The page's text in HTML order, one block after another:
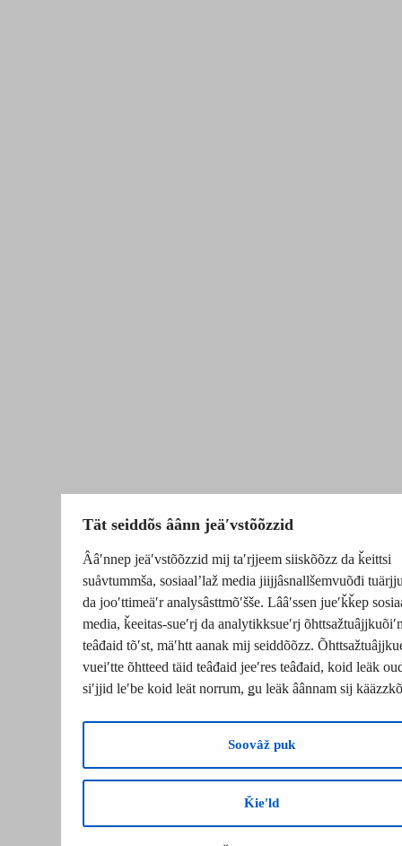
Tät seiddõs âânn jeäʹvstõõzzid
Ââʹnnep jeäʹvstõõzzid mij taʹrjjeem siiskõõzz da ǩeittsi
suåvtummša, sosiaalʼlaž media jiijjâsnallšemvuõđi
da jooʹttimeäʹr analysâsttmõʹšše. Lââʹssen jueʹǩǩep
media, ǩeeitas-sueʹrj da analytikksueʹrj
teâđaid tõʹst, mäʹhtt aanak mij seiddõõzz.
vueiʹtte õhtteed täid teâđaid jeeʹres teâđaid, koid leäk
siʹjjid leʹbe koid leät norrum, ǥu leäk âânnam sij
Soovâž puk
Ǩieʹld